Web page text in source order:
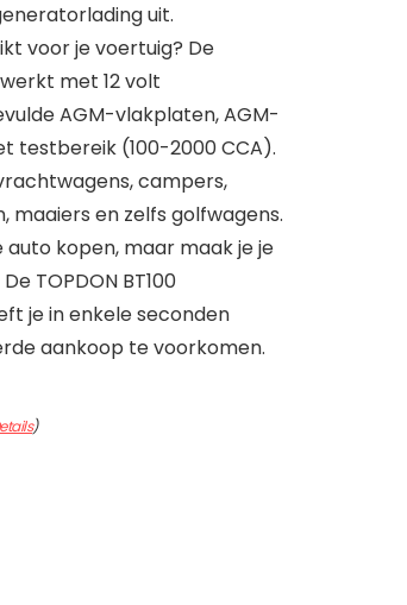
uit.
voor je voertuig? De
met 12 volt
AGM-vlakplaten, AGM-
testbereik (100-2000 CCA).
campers,
maaiers en zelfs golfwagens.
auto kopen, maar maak je je
TOPDON BT100
je in enkele seconden
aankoop te voorkomen.
)